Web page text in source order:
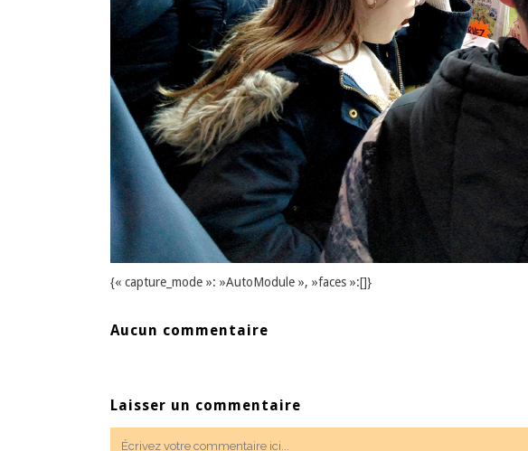
{« capture_mode »: »AutoModule », »faces »:[]}
Aucun commentaire
Laisser un commentaire